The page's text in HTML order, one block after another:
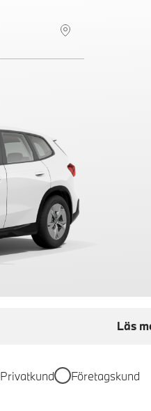
Läs
Privatkund Företagskund